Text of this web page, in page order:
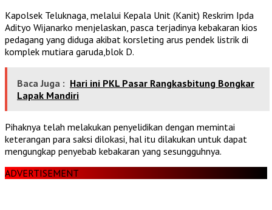
Kapolsek Teluknaga, melalui Kepala Unit (Kanit) Reskrim Ipda
Adityo Wijanarko menjelaskan, pasca terjadinya kebakaran kios
pedagang yang diduga akibat korsleting arus pendek listrik di
komplek mutiara garuda,blok D.
Baca Juga : Hari ini PKL Pasar Rangkasbitung Bongkar
Lapak Mandiri
Pihaknya telah melakukan penyelidikan dengan memintai
keterangan para saksi dilokasi, hal itu dilakukan untuk dapat
mengungkap penyebab kebakaran yang sesungguhnya.
ADVERTISEMENT